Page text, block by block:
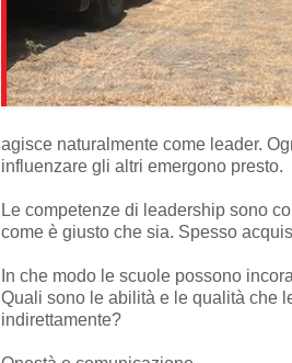
agisce naturalmente come leader.
influenzare gli altri emergono presto.
Le competenze di leadership sono
come è giusto che sia. Spesso
In che modo le scuole possono
Quali sono le abilità e le qualità che
indirettamente?